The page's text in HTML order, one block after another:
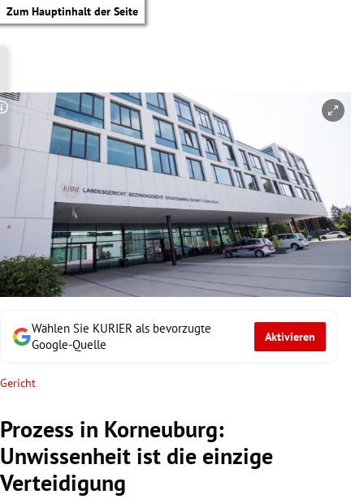
Zum Hauptinhalt der Seite
Untermenü
Untermenü
Untermenü
Untermenü
Wählen Sie KURIER als bevorzugte
Google-Quelle
Aktivieren
Gericht
Prozess in Korneuburg:
Unwissenheit ist die einzige
Verteidigung
Copyright-Hinweis öffnen/schließen